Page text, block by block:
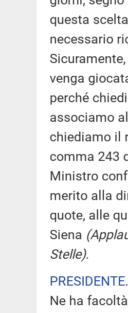
questa
necessario
venga
perché
associamo
chiediamo il
comma 243
Ministro
merito alla
quote, alle
Siena
Stelle).
PRESIDENTE
Ne ha